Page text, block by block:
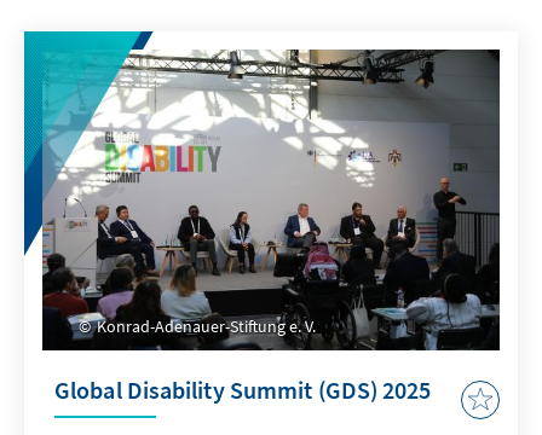
Konrad-Adenauer-Stiftung e. V.
Global Disability Summit (GDS) 2025